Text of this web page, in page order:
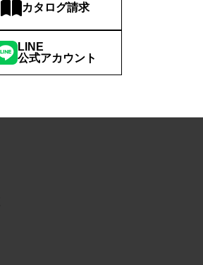
カタログ請求
LINE
公式アカウント